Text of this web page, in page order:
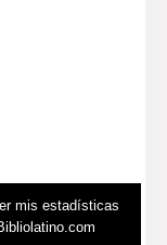
mis estadísticas